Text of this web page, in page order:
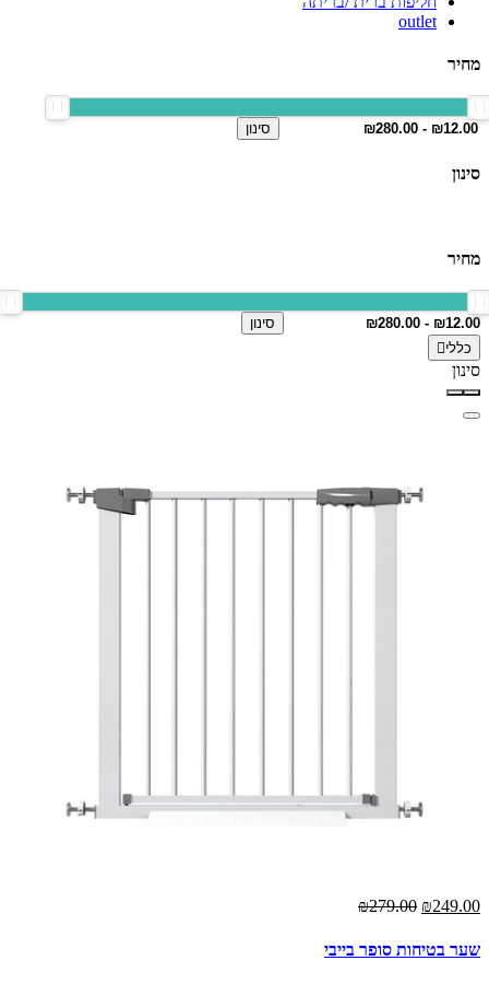
outlet
מחיר
סינון
סינון
מחיר
סינון
כללי
סינון
₪249.00
₪279.00
שער בטיחות סופר בייבי